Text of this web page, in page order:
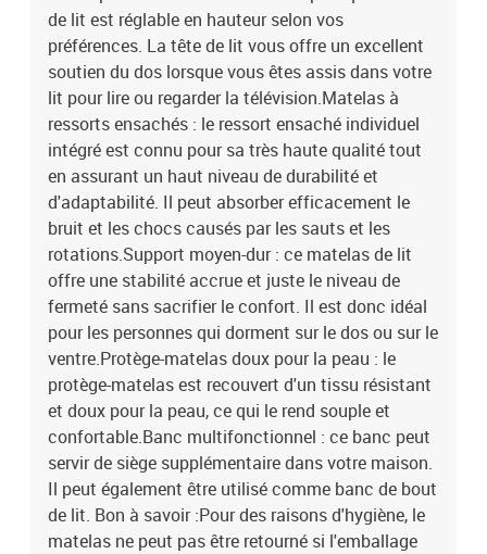
de lit est réglable en hauteur selon vos
préférences. La tête de lit vous offre un excellent
soutien du dos lorsque vous êtes assis dans votre
lit pour lire ou regarder la télévision.Matelas à
ressorts ensachés : le ressort ensaché individuel
intégré est connu pour sa très haute qualité tout
en assurant un haut niveau de durabilité et
d'adaptabilité. Il peut absorber efficacement le
bruit et les chocs causés par les sauts et les
rotations.Support moyen-dur : ce matelas de lit
offre une stabilité accrue et juste le niveau de
fermeté sans sacrifier le confort. Il est donc idéal
pour les personnes qui dorment sur le dos ou sur le
ventre.Protège-matelas doux pour la peau : le
protège-matelas est recouvert d'un tissu résistant
et doux pour la peau, ce qui le rend souple et
confortable.Banc multifonctionnel : ce banc peut
servir de siège supplémentaire dans votre maison.
Il peut également être utilisé comme banc de bout
de lit. Bon à savoir :Pour des raisons d'hygiène, le
matelas ne peut pas être retourné si l'emballage